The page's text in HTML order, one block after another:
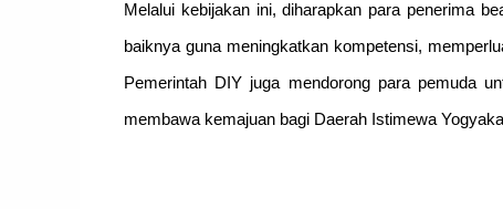
Melalui kebijakan ini, diharapkan para penerima
baiknya guna meningkatkan kompetensi,
Pemerintah DIY juga mendorong para pemuda
membawa kemajuan bagi Daerah Istimewa